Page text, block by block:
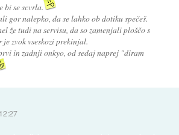
bi se scvrla.
gor nalepko, da se lahko ob dotiku spečeš.
že tudi na servisu, da so zamenjali ploščo s
zvok vseskozi prekinjal.
in zadnji onkyo, od sedaj naprej "diram